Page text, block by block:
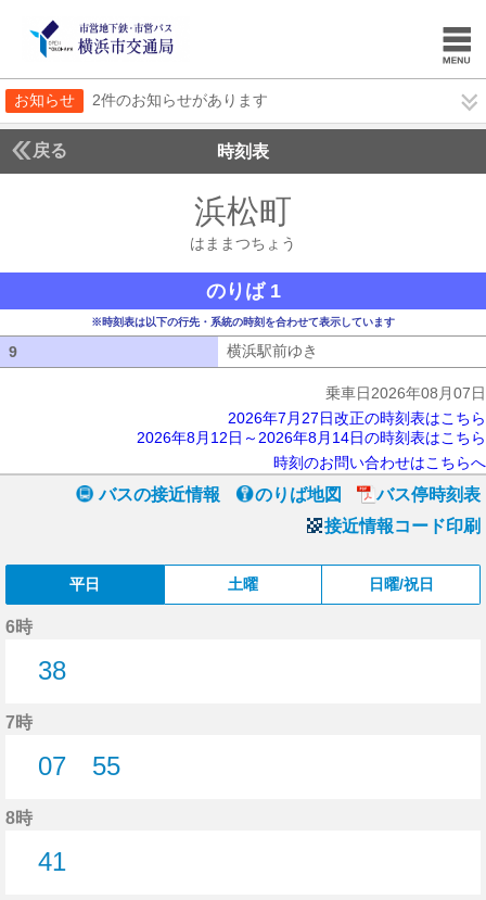
お知らせ 2件のお知らせがあります
戻る 時刻表
浜松町
はままつちょう
のりば 1
※時刻表は以下の行先・系統の時刻を合わせて表示しています
9 横浜駅前ゆき
乗車日2026年08月07日
2026年7月27日改正の時刻表はこちら
2026年8月12日～2026年8月14日の時刻表はこちら
時刻のお問い合わせはこちらへ
バスの接近情報 のりば地図
バス停時刻表
接近情報コード印刷
平日 土曜 日曜/祝日
6時
38
7時
07
55
8時
41